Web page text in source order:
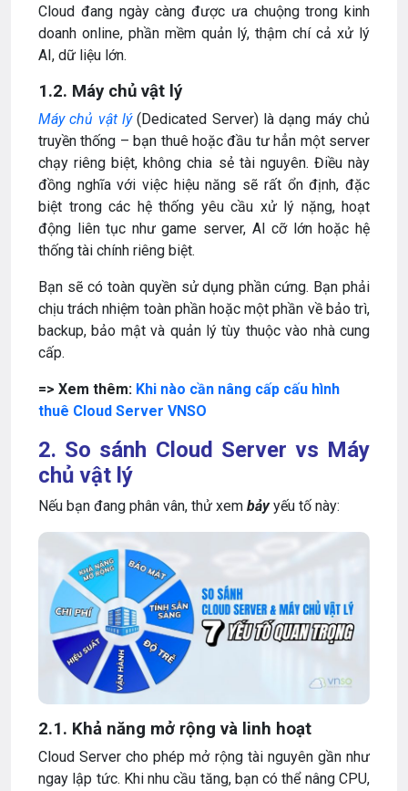
Cloud đang ngày càng được ưa chuộng trong kinh
doanh online, phần mềm quản lý, thậm chí cả xử lý
AI, dữ liệu lớn.
1.2. Máy chủ vật lý
Máy chủ vật lý(Dedicated Server) là dạng máy chủ
truyền thống – bạn thuê hoặc đầu tư hẳn một server
chạy riêng biệt, không chia sẻ tài nguyên. Điều này
đồng nghĩa với việc hiệu năng sẽ rất ổn định, đặc
biệt trong các hệ thống yêu cầu xử lý nặng, hoạt
động liên tục như game server, AI cỡ lớn hoặc hệ
thống tài chính riêng biệt.
Bạn sẽ có toàn quyền sử dụng phần cứng. Bạn phải
chịu trách nhiệm toàn phần hoặc một phần về bảo trì,
backup, bảo mật và quản lý tùy thuộc vào nhà cung
cấp.
=> Xem thêm: Khi nào cần nâng cấp cấu hình
thuê Cloud Server VNSO
2. So sánh Cloud Server vs Máy
chủ vật lý
Nếu bạn đang phân vân, thử xem bảyyếu tố này:
2.1. Khả năng mở rộng và linh hoạt
Cloud Server cho phép mở rộng tài nguyên gần như
ngay lập tức. Khi nhu cầu tăng, bạn có thể nâng CPU,